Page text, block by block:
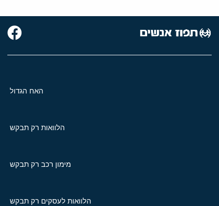
האח הגדול
הלוואות רק תבקש
מימון רכב רק תבקש
הלוואות לעסקים רק תבקש